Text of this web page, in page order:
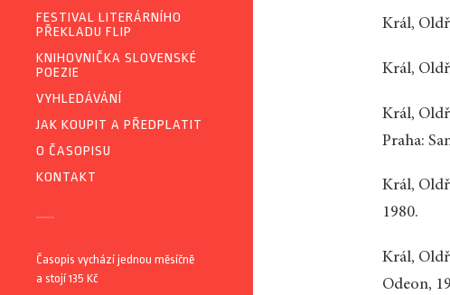
FESTIVAL LITERÁRNÍHO
PŘEKLADU FLIP
KNIHOVNIČKA SLOVENSKÉ
POEZIE
VYHLEDÁVÁNÍ
JAK KOUPIT A PŘEDPLATIT
O ČASOPISU
KONTAKT
Časopis vychází jednou měsíčně
a stojí 135 Kč
Král,
Král,
Král,
Praha:
Král,
1980.
Král,
Odeon,